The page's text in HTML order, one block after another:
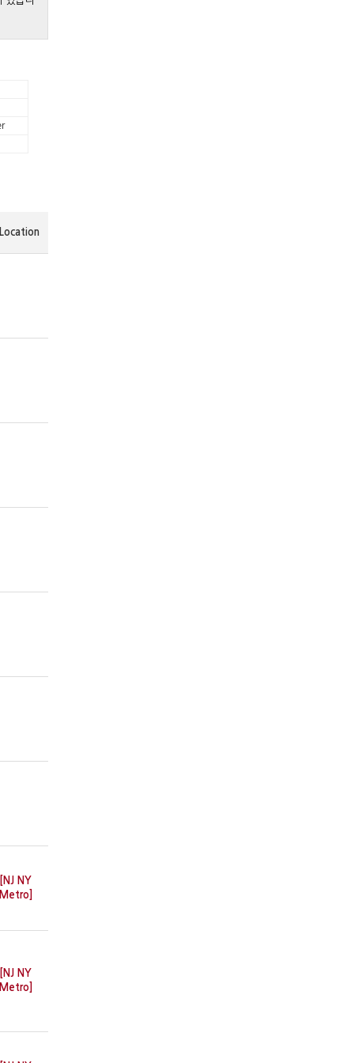
Location
[NJ NY
Metro]
[NJ NY
Metro]